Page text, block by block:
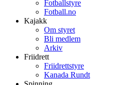
Fotballstyre
Fotball.no
Kajakk
Om styret
Bli medlem
Arkiv
Friidrett
Friidrettstyre
Kanada Rundt